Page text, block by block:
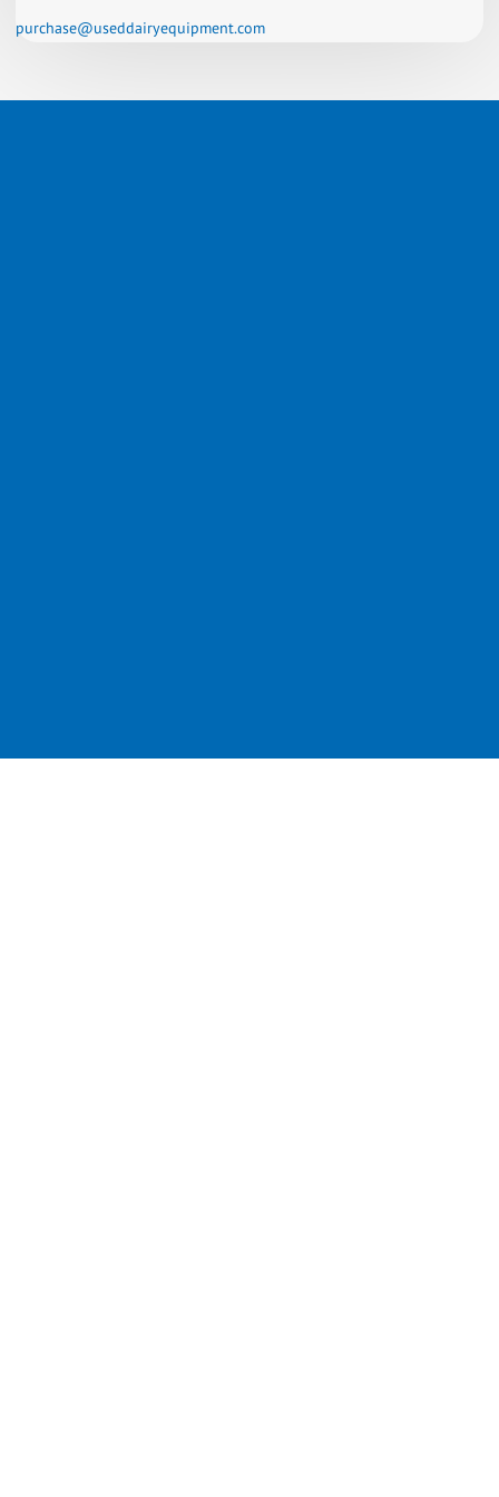
purchase@useddairyequipment.com